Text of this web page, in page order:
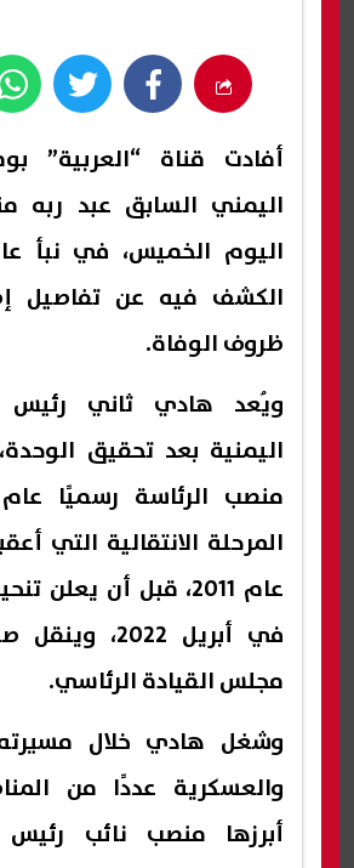
أفادت قناة “العربية”
اليمني السابق عبد ربه
اليوم الخميس، في نبأ
الكشف فيه عن تفاصيل
ظروف الوفاة.
ويُعد هادي ثاني رئيس
اليمنية بعد تحقيق
المرحلة الانتقالية التي
عام 2011، قبل أن يعلن
في أبريل 2022،
مجلس القيادة الرئاسي.
وشغل هادي خلال
والعسكرية عددًا من
أبرزها منصب نائب رئيس